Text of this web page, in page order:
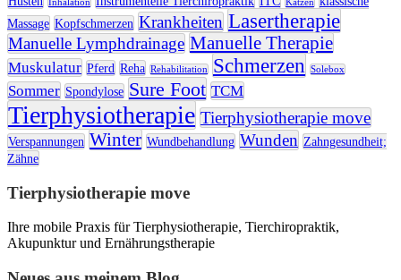
Inhalation Katzen
Massage Kopfschmerzen Krankheiten Lasertherapie
Manuelle Lymphdrainage Manuelle Therapie
Muskulatur Pferd Reha Rehabilitation Schmerzen Solebox
Sommer Spondylose Sure Foot TCM
Tierphysiotherapie Tierphysiotherapie move
Verspannungen Winter Wundbehandlung Wunden Zahngesundheit;
Zähne
Tierphysiotherapie move
Ihre mobile Praxis für Tierphysiotherapie, Tierchiropraktik,
Akupunktur und Ernährungstherapie